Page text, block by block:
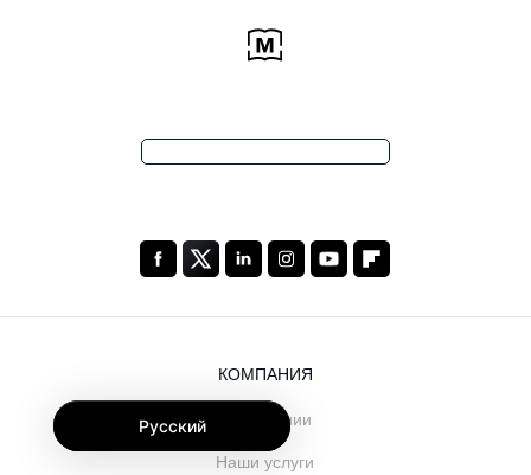
КОМПАНИЯ
О компании
Наши услуги
Русский